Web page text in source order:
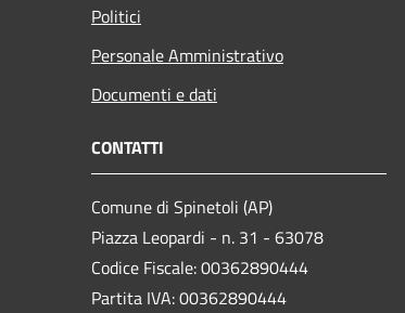
Politici
Personale Amministrativo
Documenti e dati
CONTATTI
Comune di Spinetoli (AP)
Piazza Leopardi - n. 31 - 63078
Codice Fiscale: 00362890444
Partita IVA: 00362890444